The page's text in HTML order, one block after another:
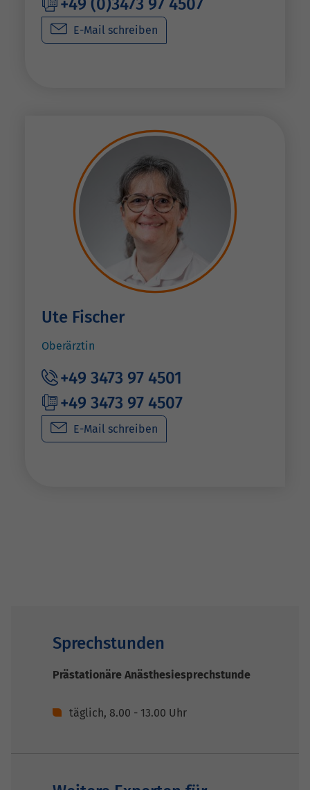
+49 (0)3473 97 4507
E-Mail schreiben
Ute Fischer
Oberärztin
+49 3473 97 4501
+49 3473 97 4507
E-Mail schreiben
Sprechstunden
Prästationäre Anästhesiesprechstunde
täglich, 8.00 - 13.00 Uhr